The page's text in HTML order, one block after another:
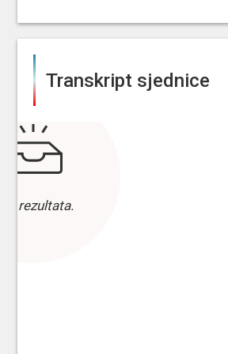
Transkript sjednice
Bez rezultata.